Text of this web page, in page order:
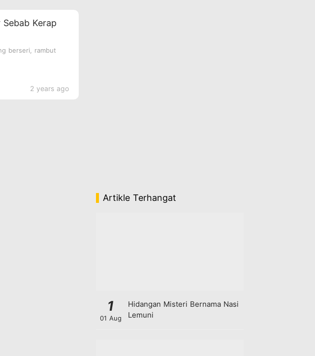
2 years ago
Kerap
berseri, rambut
Artikle Terhangat
1
01 Aug
Hidangan Misteri Bernama Nasi
Lemuni